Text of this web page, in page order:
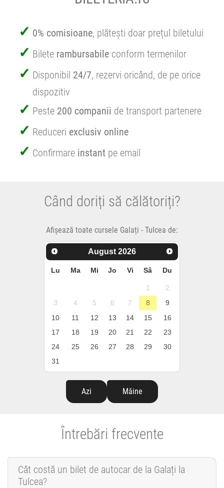
0% comisioane, plătești doar prețul biletului
Bilete rambursabile conform termenilor
Disponibil 24/7, rezervi oricând, de pe orice
dispozitiv
Peste 200 companii de transport partenere
Reduceri exclusiv online
Confirmare instant pe email
Când doriți să călătoriți?
Afișează toate cursele Galați - Tulcea de:
August 2026
Lu Ma Mi Jo Vi Sâ Du
1
2
3
4 5 6 7 8
9
10
11 12 13 14 15
16
17
18 19 20 21 22
23
24
25 26 27 28 29
30
31
Azi Mâine
Întrebări frecvente
Cât costă un bilet de autocar de la Galați la
Tulcea?